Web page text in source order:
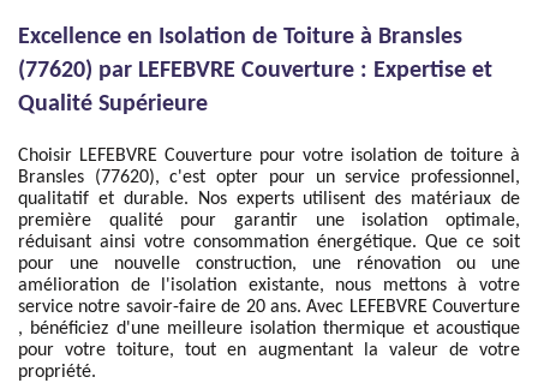
Excellence en Isolation de Toiture à Bransles
(77620) par LEFEBVRE Couverture : Expertise et
Qualité Supérieure
Choisir LEFEBVRE Couverture pour votre isolation de toiture à
Bransles (77620), c'est opter pour un service professionnel,
qualitatif et durable. Nos experts utilisent des matériaux de
première qualité pour garantir une isolation optimale,
réduisant ainsi votre consommation énergétique. Que ce soit
pour une nouvelle construction, une rénovation ou une
amélioration de l'isolation existante, nous mettons à votre
service notre savoir-faire de 20 ans. Avec LEFEBVRE Couverture
, bénéficiez d'une meilleure isolation thermique et acoustique
pour votre toiture, tout en augmentant la valeur de votre
propriété.